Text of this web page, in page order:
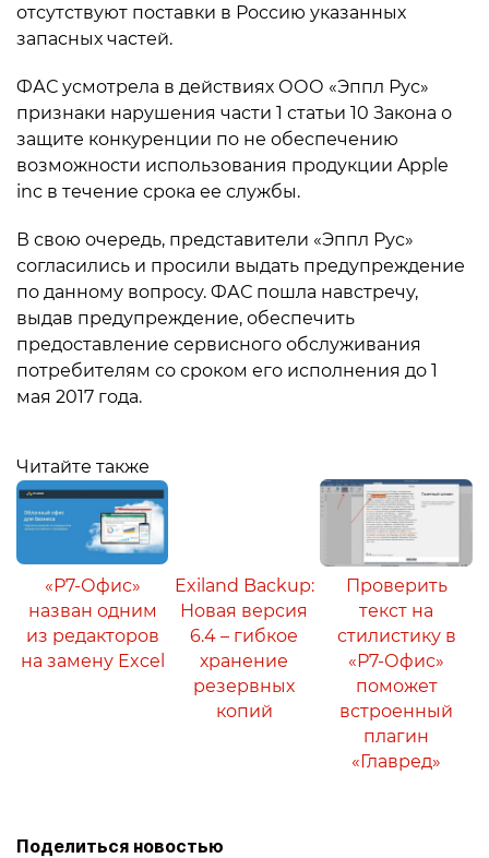
отсутствуют поставки в Россию указанных
запасных частей.
ФАС усмотрела в действиях ООО «Эппл Рус»
признаки нарушения части 1 статьи 10 Закона о
защите конкуренции по не обеспечению
возможности использования продукции Apple
inc в течение срока ее службы.
В свою очередь, представители «Эппл Рус»
согласились и просили выдать предупреждение
по данному вопросу. ФАС пошла навстречу,
выдав предупреждение, обеспечить
предоставление сервисного обслуживания
потребителям со сроком его исполнения до 1
мая 2017 года.
Читайте также
«Р7-Офис»
назван одним
из редакторов
на замену Excel
Exiland Backup:
Новая версия
6.4 – гибкое
хранение
резервных
копий
Проверить
текст на
стилистику в
«Р7-Офис»
поможет
встроенный
плагин
«Главред»
Поделиться новостью